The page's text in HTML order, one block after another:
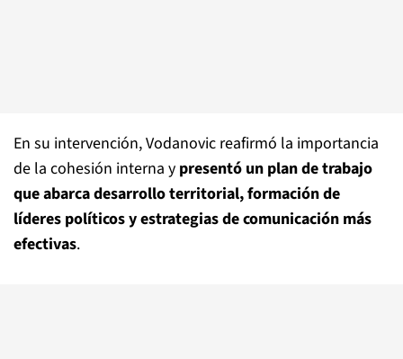
En su intervención, Vodanovic reafirmó la importancia
de la cohesión interna y presentó un plan de trabajo
que abarca desarrollo territorial, formación de
líderes políticos y estrategias de comunicación más
efectivas.